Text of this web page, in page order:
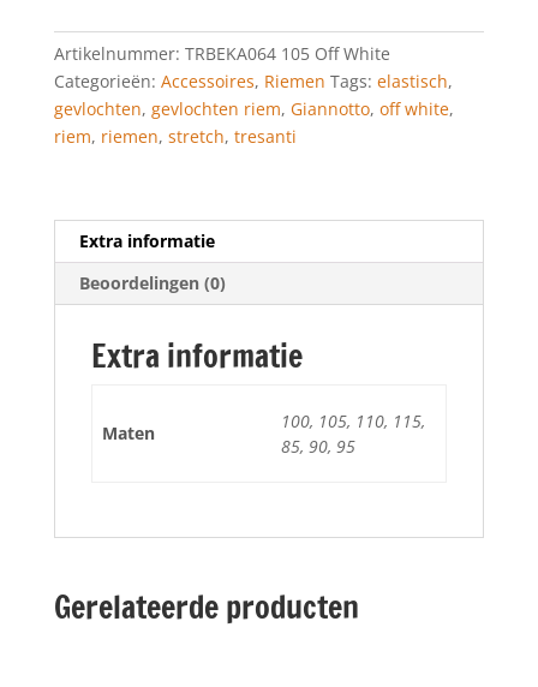
white
aantal
Artikelnummer: TRBEKA064 105 Off White
Categorieën: Accessoires, Riemen Tags: elastisch,
gevlochten, gevlochten riem, Giannotto, off white,
riem, riemen, stretch, tresanti
Extra informatie
Beoordelingen (0)
Extra informatie
Maten
100, 105, 110, 115,
85, 90, 95
Gerelateerde producten